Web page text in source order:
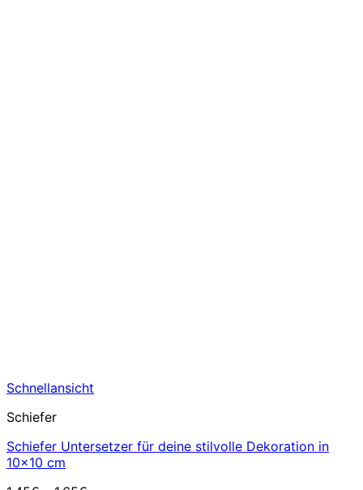
Schnellansicht
Schiefer
Schiefer Untersetzer für deine stilvolle Dekoration in
10×10 cm